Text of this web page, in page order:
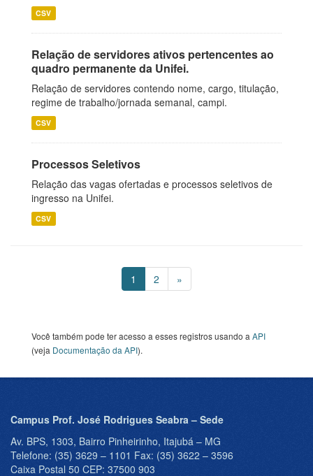
CSV
Relação de servidores ativos pertencentes ao
quadro permanente da Unifei.
Relação de servidores contendo nome, cargo, titulação,
regime de trabalho/jornada semanal, campi.
CSV
Processos Seletivos
Relação das vagas ofertadas e processos seletivos de
ingresso na Unifei.
CSV
1 2 »
Você também pode ter acesso a esses registros usando a API
(veja Documentação da API).
Campus Prof. José Rodrigues Seabra – Sede
Av. BPS, 1303, Bairro Pinheirinho, Itajubá – MG
Telefone: (35) 3629 – 1101 Fax: (35) 3622 – 3596
Caixa Postal 50 CEP: 37500 903